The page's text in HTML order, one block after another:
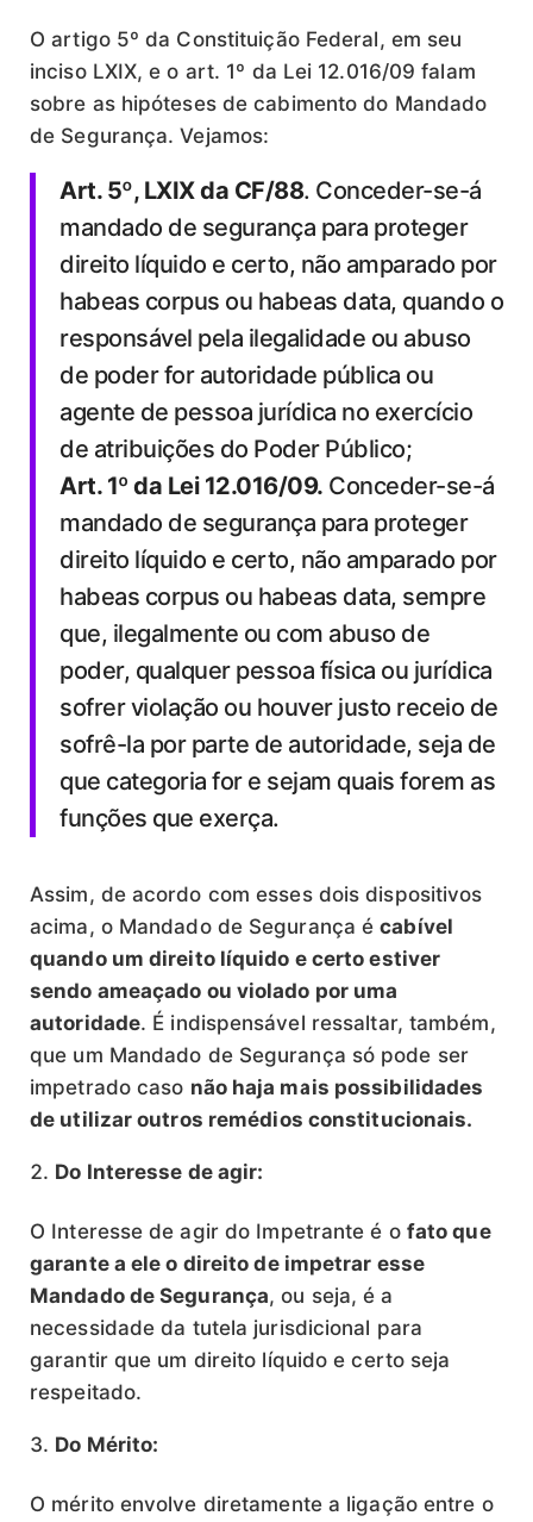
O artigo 5º da Constituição Federal, em seu
inciso LXIX, e o art. 1º da Lei 12.016/09 falam
sobre as hipóteses de cabimento do Mandado
de Segurança. Vejamos:
Art. 5º, LXIX da CF/88. Conceder-se-á
mandado de segurança para proteger
direito líquido e certo, não amparado por
habeas corpus ou habeas data, quando o
responsável pela ilegalidade ou abuso
de poder for autoridade pública ou
agente de pessoa jurídica no exercício
de atribuições do Poder Público;
Art. 1º da Lei 12.016/09. Conceder-se-á
mandado de segurança para proteger
direito líquido e certo, não amparado por
habeas corpus ou habeas data, sempre
que, ilegalmente ou com abuso de
poder, qualquer pessoa física ou jurídica
sofrer violação ou houver justo receio de
sofrê-la por parte de autoridade, seja de
que categoria for e sejam quais forem as
funções que exerça.
Assim, de acordo com esses dois dispositivos
acima, o Mandado de Segurança écabível
quando um direito líquido e certo estiver
sendo ameaçado ou violado por uma
autoridade. É indispensável ressaltar, também,
que um Mandado de Segurança só pode ser
impetrado caso não haja mais possibilidades
de utilizar outros remédios constitucionais.
Do Interesse de agir:
O Interesse de agir do Impetrante é o fato que
garante a ele o direito de impetrar esse
Mandado de Segurança, ou seja, é a
necessidade da tutela jurisdicional para
garantir que um direito líquido e certo seja
respeitado.
Do Mérito:
O mérito envolve diretamente a ligação entre o